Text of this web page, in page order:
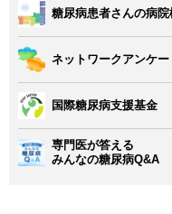
糖尿病患者さんの病院
ネットワークアンケー
国際糖尿病支援基金
専門医が答える
みんなの糖尿病Q&A